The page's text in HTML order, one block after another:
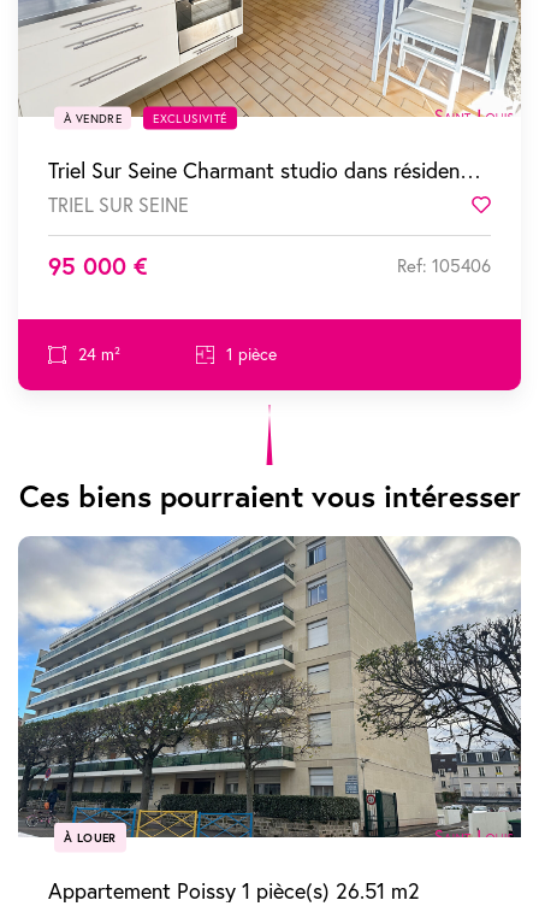
À VENDRE EXCLUSIVITÉ
Triel Sur Seine Charmant studio dans résidence à faibles charges
TRIEL SUR SEINE
95 000 € Ref: 105406
24 m² 1 pièce
Ces biens pourraient vous intéresser
À LOUER
Appartement Poissy 1 pièce(s) 26.51 m2